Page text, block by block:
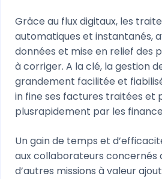
Grâce au flux digitaux, les
automatiques et instantanés,
données et mise en relief des
à corriger. A la clé, la gestion
grandement facilitée et
in fine ses factures traitées et
plusrapidement par les
Un gain de temps et
aux collaborateurs concernés
d’autres missions à valeur